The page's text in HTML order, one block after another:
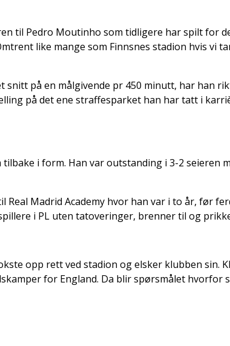
til Pedro Moutinho som tidligere har spilt for
like mange som Finnsnes stadion hvis vi
snitt på en målgivende pr 450 minutt, har han
på det ene straffesparket han har tatt i
i form. Han var outstanding i 3-2 seieren
Madrid Academy hvor han var i to år, før
i PL uten tatoveringer, brenner til og
opp rett ved stadion og elsker klubben sin.
for England. Da blir spørsmålet